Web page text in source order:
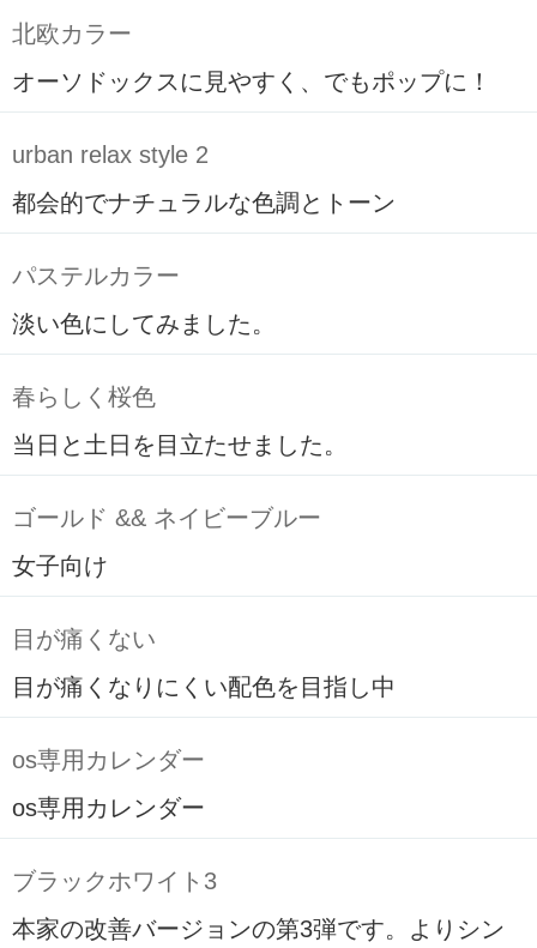
北欧カラー
オーソドックスに見やすく、でもポップに！
urban relax style 2
都会的でナチュラルな色調とトーン
パステルカラー
淡い色にしてみました。
春らしく桜色
当日と土日を目立たせました。
ゴールド && ネイビーブルー
女子向け
目が痛くない
目が痛くなりにくい配色を目指し中
os専用カレンダー
os専用カレンダー
ブラックホワイト3
本家の改善バージョンの第3弾です。よりシン